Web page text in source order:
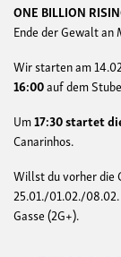
ONE BILLION
Ende der Gewalt an
Wir starten am
16:00auf dem
Um17:30 startet
Canarinhos.
Willst du vorher die
25.01./01.02./
Gasse (2G+).